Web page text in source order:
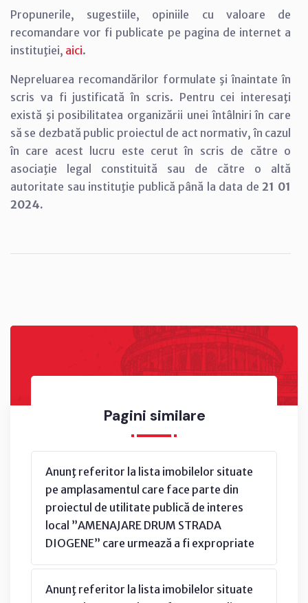
Pagini similare
Anunţ referitor la lista imobilelor situate
pe amplasamentul care face parte din
proiectul de utilitate publică de interes
local ”AMENAJARE DRUM STRADA
DIOGENE” care urmează a fi expropriate
Anunţ referitor la lista imobilelor situate
Propunerile, sugestiile, opiniile cu valoare de
recomandare vor fi publicate pe pagina de internet a
instituţiei, aici.
Nepreluarea recomandărilor formulate şi înaintate în
scris va fi justificată în scris. Pentru cei interesaţi
există şi posibilitatea organizării unei întâlniri în care
să se dezbată public proiectul de act normativ, în cazul
în care acest lucru este cerut în scris de către o
asociaţie legal constituită sau de către o altă
autoritate sau instituţie publică până la data de 21 01
2024.